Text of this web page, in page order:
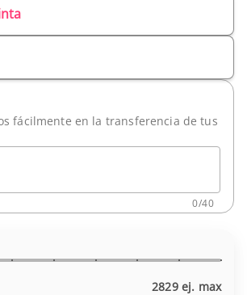
fácilmente en la transferencia de tus
0/40
2829 ej. max